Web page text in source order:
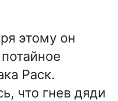
этому он
Раск.
что гнев дяди